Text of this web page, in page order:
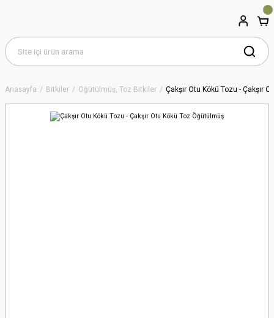
Anasayfa Bitkiler Öğütülmüş, Toz Bitkiler Çakşır Otu Kökü Tozu - Çakşır